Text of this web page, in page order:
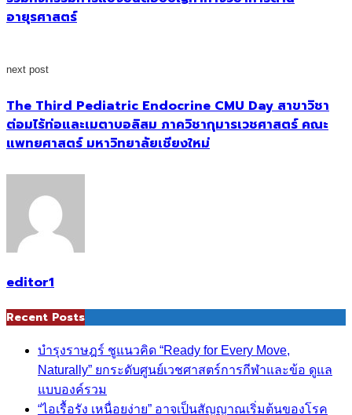
อายุรศาสตร์
next post
The Third Pediatric Endocrine CMU Day สาขาวิชา
ต่อมไร้ท่อและเมตาบอลิสม ภาควิชากุมารเวชศาสตร์ คณะ
แพทยศาสตร์ มหาวิทยาลัยเชียงใหม่
editor1
Recent Posts
บำรุงราษฎร์ ชูแนวคิด “Ready for Every Move,
Naturally” ยกระดับศูนย์เวชศาสตร์การกีฬาและข้อ ดูแล
แบบองค์รวม
“ไอเรื้อรัง เหนื่อยง่าย” อาจเป็นสัญญาณเริ่มต้นของโรค